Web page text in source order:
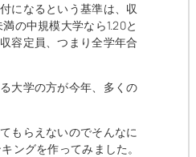
になるという基準は、収
の中規模大学なら1.20と
容定員、つまり全学年合
大学の方が今年、多くの
もらえないのでそんなに
ングを作ってみました。